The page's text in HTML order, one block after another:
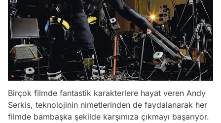
Birçok filmde fantastik karakterlere hayat veren Andy
Serkis, teknolojinin nimetlerinden de faydalanarak her
filmde bambaşka şekilde karşımıza çıkmayı başarıyor.